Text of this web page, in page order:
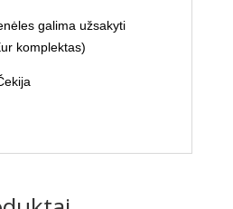
galima užsakyti
komplektas)